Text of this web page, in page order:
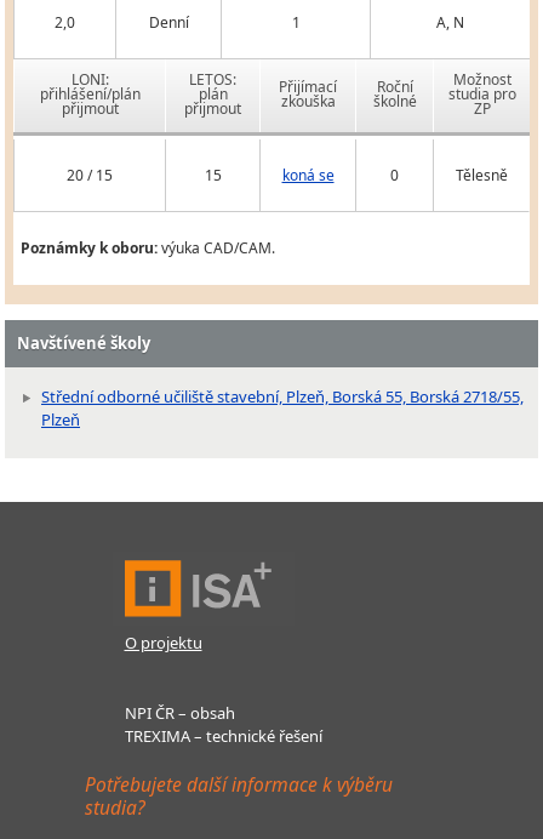
2,0 Denní 1 A, N
LONI:
přihlášení/plán
přijmout
LETOS:
plán
přijmout
Přijímací
zkouška
Roční
školné
Možnost
studia pro
ZP
20 / 15 15 koná se 0 Tělesně
Poznámky k oboru:výuka CAD/CAM.
Navštívené školy
Střední odborné učiliště stavební, Plzeň, Borská 55, Borská 2718/55,
Plzeň
O projektu
NPI ČR – obsah
TREXIMA – technické řešení
Potřebujete další informace k výběru
studia?